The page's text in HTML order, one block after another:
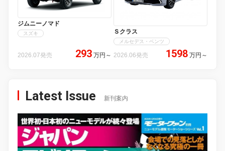
ジムニーノマド
スズキ
2026.07発売 293 万円 ～
Ｓクラス
メルセデス・ベンツ
2026.06発売 1598 万円 ～
Latest Issue 新刊案内